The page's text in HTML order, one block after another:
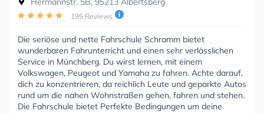
195 Reviews
Die seriöse und nette Fahrschule Schramm bietet
wunderbaren Fahrunterricht und einen sehr verlässlichen
Service in Münchberg. Du wirst lernen, mit einem
Volkswagen, Peugeot und Yamaha zu fahren. Achte darauf,
dich zu konzentrieren, da reichlich Leute und geparkte Autos
rund um die nahen Wohnstraßen gehen, fahren und stehen.
Die Fahrschule bietet Perfekte Bedingungen um deine